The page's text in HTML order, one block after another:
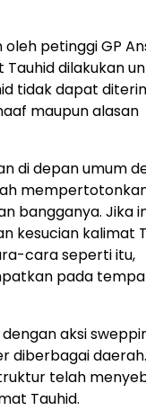
petinggi GP
dilakukan
tidak dapat
maupun alasan
di depan umum
bangganya. Jika
kesucian kalimat
cara seperti itu,
pada
aksi
diberbagai
telah
Tauhid.